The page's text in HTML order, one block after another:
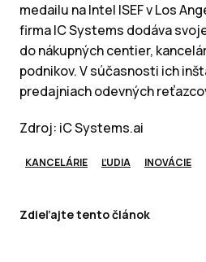
medailu na Intel ISEF v Los
firma IC Systems dodáva
do nákupných centier,
podnikov. V súčasnosti ich
predajniach odevných
Zdroj: iC Systems.ai
KANCELÁRIE ĽUDIA INOVÁCIE
Zdieľajte tento článok